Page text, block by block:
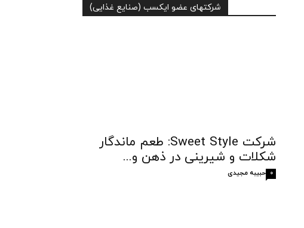
شرکتهای عضو ایکسب (صنایع غذایی)
شرکت Sweet Style: طعم ماندگار
شکلات و شیرینی در ذهن و...
حبیبه مجیدی 0